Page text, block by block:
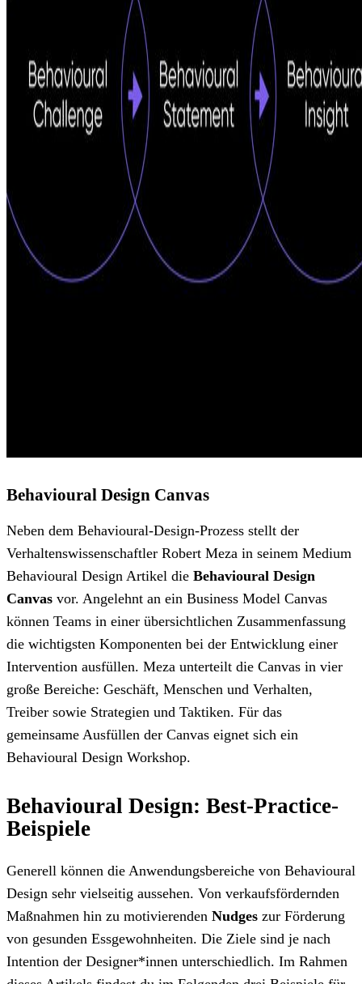
Behavioural Design Canvas
Neben dem Behavioural-Design-Prozess stellt der
Verhaltenswissenschaftler Robert Meza in seinem Medium
Behavioural Design Artikel die Behavioural Design
Canvas vor. Angelehnt an ein Business Model Canvas
können Teams in einer übersichtlichen Zusammenfassung
die wichtigsten Komponenten bei der Entwicklung einer
Intervention ausfüllen. Meza unterteilt die Canvas in vier
große Bereiche: Geschäft, Menschen und Verhalten,
Treiber sowie Strategien und Taktiken. Für das
gemeinsame Ausfüllen der Canvas eignet sich ein
Behavioural Design Workshop.
Behavioural Design: Best-Practice-
Beispiele
Generell können die Anwendungsbereiche von Behavioural
Design sehr vielseitig aussehen. Von verkaufsfördernden
Maßnahmen hin zu motivierenden Nudges zur Förderung
von gesunden Essgewohnheiten. Die Ziele sind je nach
Intention der Designer*innen unterschiedlich. Im Rahmen